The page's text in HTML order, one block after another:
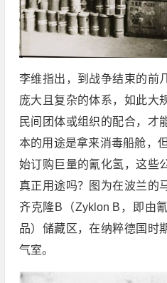
李维指出，到战争结束的前
庞大且复杂的体系，如此大
民间团体或组织的配合，才
本的用途是拿来消毒船舱，
始订购巨量的氰化氢，这些
真正用途吗？图为在波兰的
齐克隆B（Zyklon B，即由
品）储藏区，在纳粹德国时
气室。